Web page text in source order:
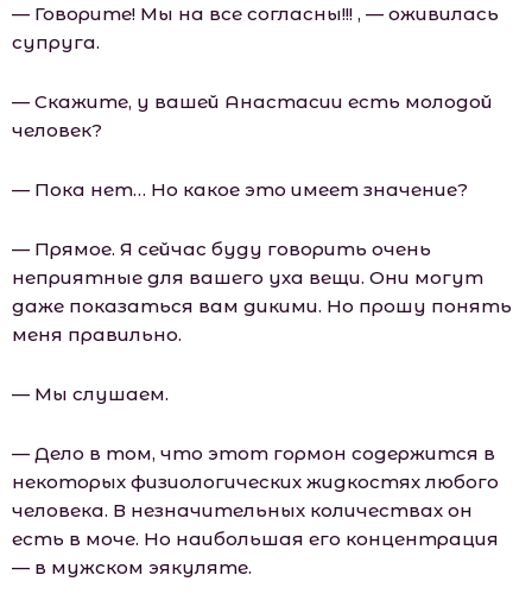
— Говорите! Мы на все согласны!!! , — оживилась
супруга.
— Скажите, у вашей Анастасии есть молодой
человек?
— Пока нет… Но какое это имеет значение?
— Прямое. Я сейчас буду говорить очень
неприятные для вашего уха вещи. Они могут
даже показаться вам дикими. Но прошу понять
меня правильно.
— Мы слушаем.
— Дело в том, что этот гормон содержится в
некоторых физиологических жидкостях любого
человека. В незначительных количествах он
есть в моче. Но наибольшая его концентрация
— в мужском эякуляте.